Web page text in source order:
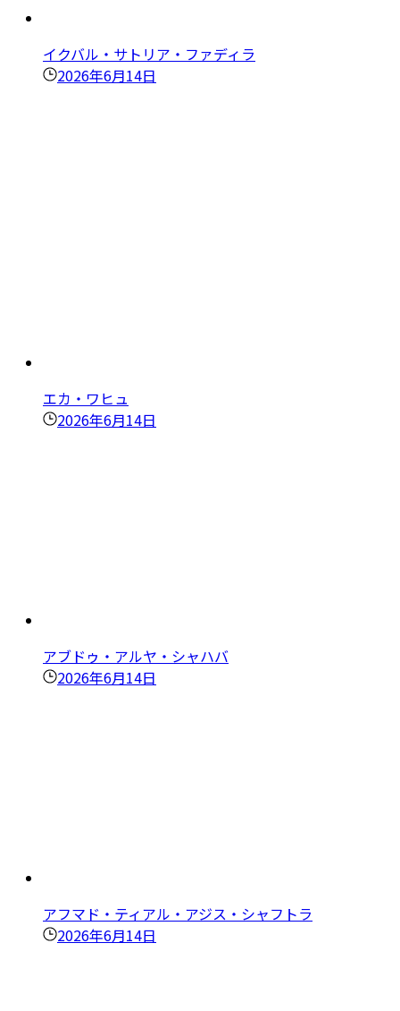
イクバル・サトリア・ファディラ
2026年6月14日
エカ・ワヒュ
2026年6月14日
アブドゥ・アルヤ・シャハバ
2026年6月14日
アフマド・ティアル・アジス・シャフトラ
2026年6月14日